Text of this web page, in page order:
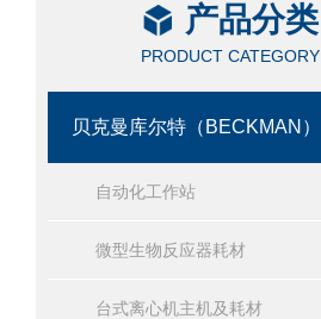
产品分类
PRODUCT CATEGORY
贝克曼库尔特（BECKMAN）
自动化工作站
微型生物反应器耗材
台式离心机主机及耗材